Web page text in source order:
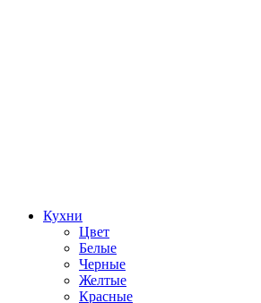
Кухни
Цвет
Белые
Черные
Желтые
Красные